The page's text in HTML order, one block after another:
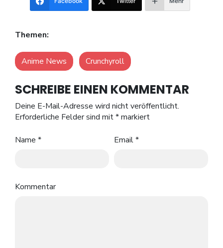
Themen:
Anime News Crunchyroll
SCHREIBE EINEN KOMMENTAR
Deine E-Mail-Adresse wird nicht veröffentlicht.
Erforderliche Felder sind mit*markiert
Name * Email*
Kommentar